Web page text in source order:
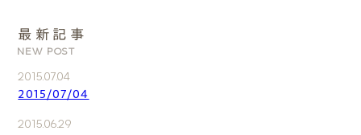
最新記事
NEW POST
2015.07.04
2015/07/04
2015.06.29